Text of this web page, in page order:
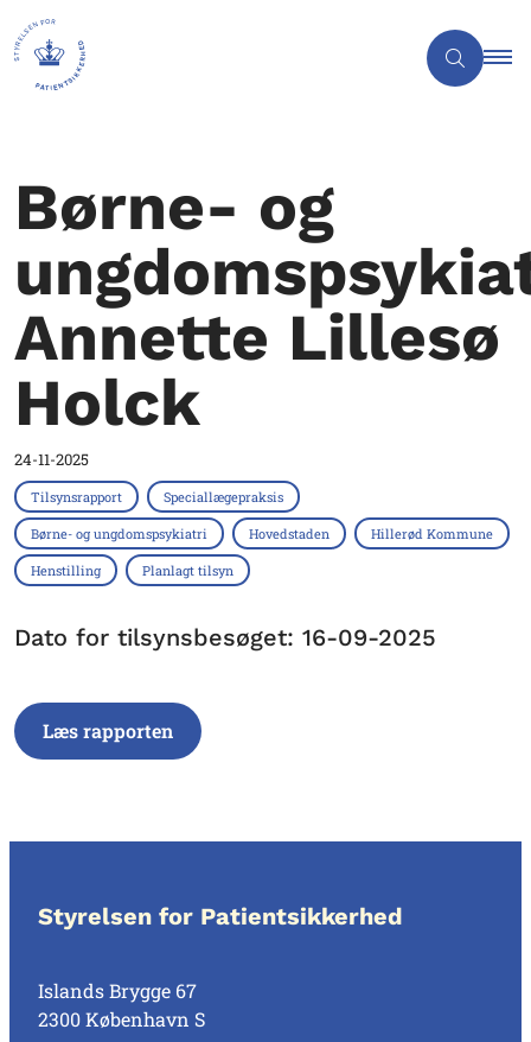
Børne- og
Annette Lillesø
Holck
24-11-2025
Tilsynsrapport Speciallægepraksis
Børne- og ungdomspsykiatri Hovedstaden Hillerød Kommune
Henstilling Planlagt tilsyn
Dato for tilsynsbesøget: 16-09-2025
Læs rapporten
Styrelsen for Patientsikkerhed
Islands Brygge 67
2300 København S